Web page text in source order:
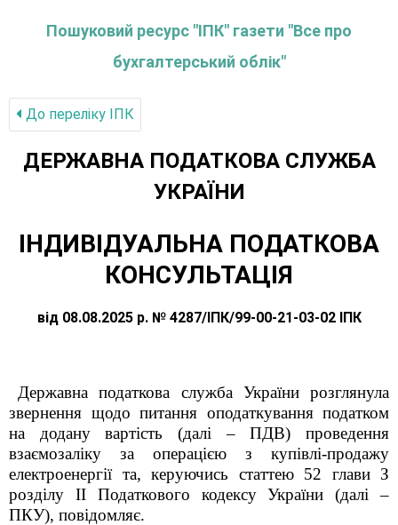
Пошуковий ресурс "ІПК" газети "Все про
бухгалтерський облік"
До переліку IПК
ДЕРЖАВНА ПОДАТКОВА СЛУЖБА
УКРАЇНИ
ІНДИВІДУАЛЬНА ПОДАТКОВА
КОНСУЛЬТАЦІЯ
від 08.08.2025 р. № 4287/ІПК/99-00-21-03-02 ІПК
Державна податкова служба України розглянула
звернення щодо питання оподаткування податком
на додану вартість (далі – ПДВ) проведення
взаємозаліку за операцією з купівлі-продажу
електроенергії та, керуючись статтею 52 глави З
розділу II Податкового кодексу України (далі –
ПКУ), повідомляє.